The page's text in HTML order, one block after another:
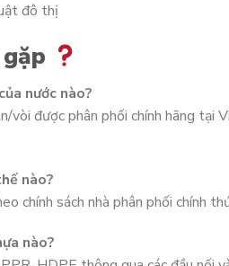
đô thị
nước nào?
vòi được phân phối chính hãng tại
nào?
chính sách nhà phân phối chính
nào?